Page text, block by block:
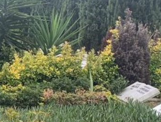
SPOR
Gökhan Değirmenci
yeniden Kayserispor’da